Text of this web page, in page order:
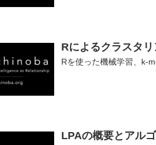
Rによるクラスタ
Rを使った機械学習、k-
LPAの概要とアル